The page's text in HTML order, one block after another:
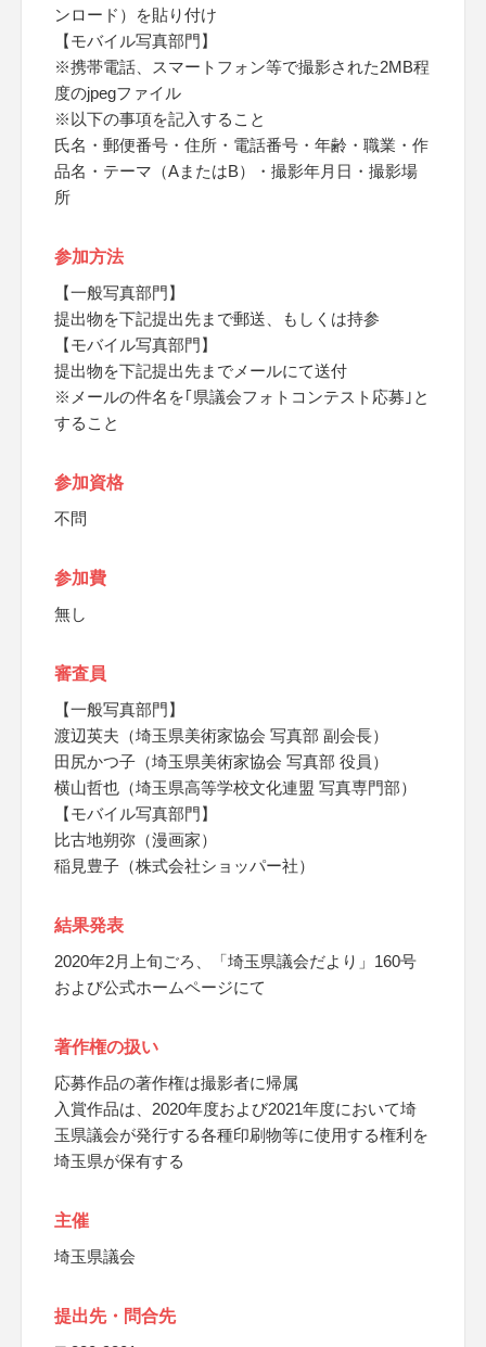
ンロード）を貼り付け
【モバイル写真部門】
※携帯電話、スマートフォン等で撮影された2MB程
度のjpegファイル
※以下の事項を記入すること
氏名・郵便番号・住所・電話番号・年齢・職業・作
品名・テーマ（AまたはB）・撮影年月日・撮影場
所
参加方法
【一般写真部門】
提出物を下記提出先まで郵送、もしくは持参
【モバイル写真部門】
提出物を下記提出先までメールにて送付
※メールの件名を｢県議会フォトコンテスト応募｣と
すること
参加資格
不問
参加費
無し
審査員
【一般写真部門】
渡辺英夫（埼玉県美術家協会 写真部 副会長）
田尻かつ子（埼玉県美術家協会 写真部 役員）
横山哲也（埼玉県高等学校文化連盟 写真専門部）
【モバイル写真部門】
比古地朔弥（漫画家）
稲見豊子（株式会社ショッパー社）
結果発表
2020年2月上旬ごろ、「埼玉県議会だより」160号
および公式ホームページにて
著作権の扱い
応募作品の著作権は撮影者に帰属
入賞作品は、2020年度および2021年度において埼
玉県議会が発行する各種印刷物等に使用する権利を
埼玉県が保有する
主催
埼玉県議会
提出先・問合先